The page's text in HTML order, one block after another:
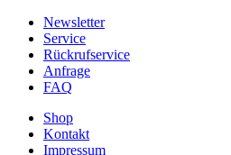
Newsletter
Service
Rückrufservice
Anfrage
FAQ
Shop
Kontakt
Impressum